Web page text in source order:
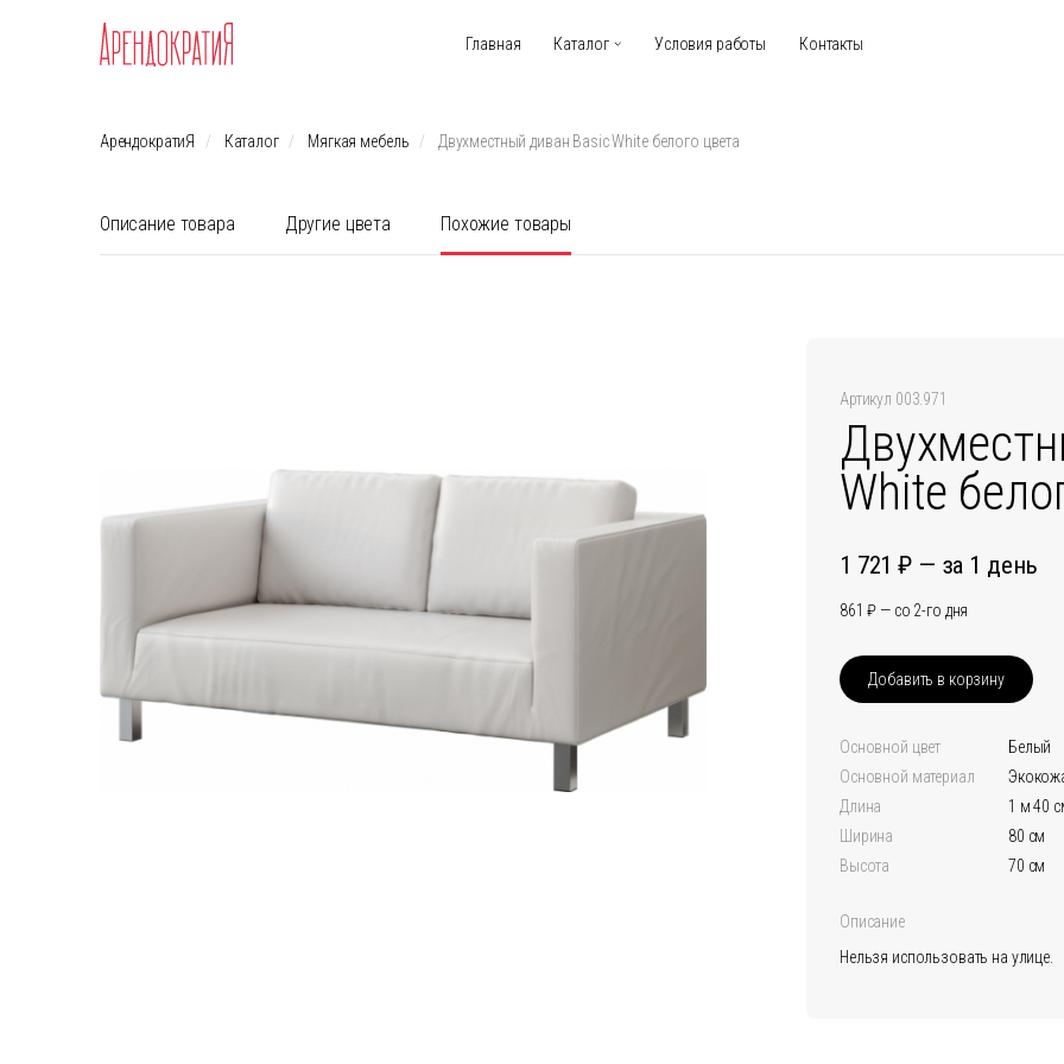
Главная Каталог Условия работы Контакты
АрендократиЯ Каталог Мягкая мебель Двухместный диван Basic White белого цвета
Описание товара Другие цвета Похожие товары
Артикул 003.971
White
1 721 за 1 день
861 со 2-го дня
Добавить в корзину
Основной цвет
белый
Основной материал
Длина
1 м 40
Ширина
80 см
Высота
70 см
Описание
Нельзя использовать на улице.